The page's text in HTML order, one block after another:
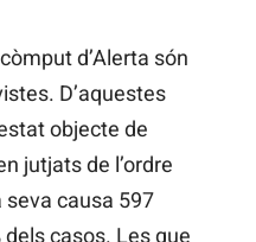
d’Alerta són
D’aquestes
objecte de
jutjats de l’ordre
seva causa 597
dels casos. Les que